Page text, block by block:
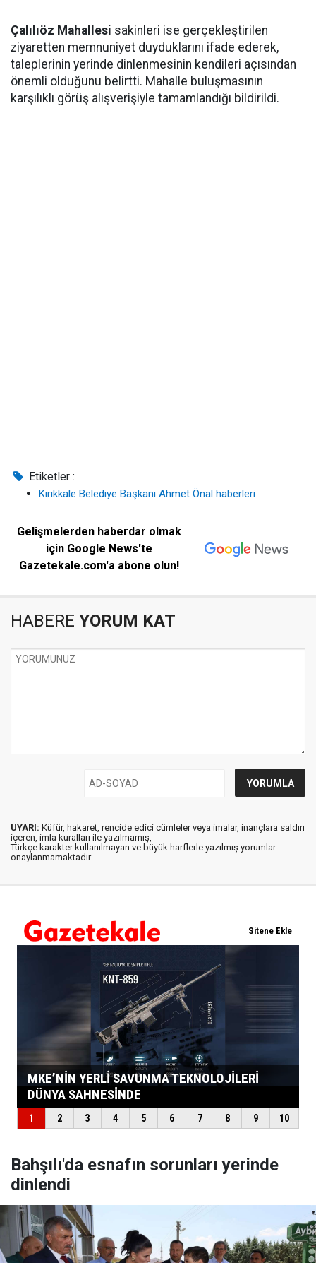
Çalılıöz Mahallesi sakinleri ise gerçekleştirilen
ziyaretten memnuniyet duyduklarını ifade ederek,
taleplerinin yerinde dinlenmesinin kendileri açısından
önemli olduğunu belirtti. Mahalle buluşmasının
karşılıklı görüş alışverişiyle tamamlandığı bildirildi.
Etiketler :
Kırıkkale Belediye Başkanı Ahmet Önal haberleri
Gelişmelerden haberdar olmak
için Google News'te
Gazetekale.com'a abone olun!
HABERE YORUM KAT
UYARI: Küfür, hakaret, rencide edici cümleler veya imalar, inançlara saldırı
içeren, imla kuralları ile yazılmamış,
Türkçe karakter kullanılmayan ve büyük harflerle yazılmış yorumlar
onaylanmamaktadır.
Bahşılı'da esnafın sorunları yerinde
dinlendi